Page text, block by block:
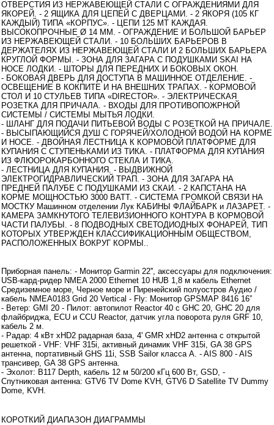
ОТВЕРСТИЯ ИЗ НЕРЖАВЕЮЩЕЙ СТАЛИ С ОГРАЖДЕНИЯМИ ДЛЯ
ЯКОРЕЙ. - 2 ЯЩИКА ДЛЯ ЦЕПЕЙ С ДВЕРЦАМИ. - 2 ЯКОРЯ (105 КГ
КАЖДЫЙ) ТИПА «КОРПУС». - ЦЕПИ 125 МТ КАЖДАЯ.
ВЫСОКОПРОЧНЫЕ Ø 14 ММ. - ОГРАЖДЕНИЕ И БОЛЬШОЙ БАРЬЕР
ИЗ НЕРЖАВЕЮЩЕЙ СТАЛИ. - 10 БОЛЬШИХ БАРЬЕРОВ В
ДЕРЖАТЕЛЯХ ИЗ НЕРЖАВЕЮЩЕЙ СТАЛИ И 2 БОЛЬШИХ БАРЬЕРА
КРУГЛОЙ ФОРМЫ. - ЗОНА ДЛЯ ЗАГАРА С ПОДУШКАМИ SKAI НА
НОСЕ ЛОДКИ. - ШТОРЫ ДЛЯ ПЕРЕДНИХ И БОКОВЫХ ОКОН.
- БОКОВАЯ ДВЕРЬ ДЛЯ ДОСТУПА В МАШИННОЕ ОТДЕЛЕНИЕ. -
ОСВЕЩЕНИЕ В КОКПИТЕ И НА ВНЕШНИХ ТРАПАХ. - КОРМОВОЙ
СТОЛ И 10 СТУЛЬЕВ ТИПА «DIRECTOR». - ЭЛЕКТРИЧЕСКАЯ
РОЗЕТКА ДЛЯ ПРИЧАЛА. - ВХОДЫ ДЛЯ ПРОТИВОПОЖРНОЙ
СИСТЕМЫ / СИСТЕМЫ МЫТЬЯ ЛОДКИ.
- ШЛАНГ ДЛЯ ПОДАЧИ ПИТЬЕВОЙ ВОДЫ С РОЗЕТКОЙ НА ПРИЧАЛЕ.
- ВЫСЫПАЮЩИЙСЯ ДУШ С ГОРЯЧЕЙ/ХОЛОДНОЙ ВОДОЙ НА КОРМЕ
И НОСЕ. - ДВОЙНАЯ ЛЕСТНИЦА К КОРМОВОЙ ПЛАТФОРМЕ ДЛЯ
КУПАНИЯ С СТУПЕНЬКАМИ ИЗ ТИКА. - ПЛАТФОРМА ДЛЯ КУПАНИЯ
ИЗ ФЛЮОРОКАРБОННОГО СТЕКЛА И ТИКА.
- ЛЕСТНИЦА ДЛЯ КУПАНИЯ. - ВЫДВИЖНОЙ
ЭЛЕКТРОГИДРАВЛИЧЕСКИЙ ТРАП. - ЗОНА ДЛЯ ЗАГАРА НА
ПРЕДНЕЙ ПАЛУБЕ С ПОДУШКАМИ ИЗ СКАИ. - 2 КАПСТАНА НА
КОРМЕ МОЩНОСТЬЮ 3000 ВАТТ. - СИСТЕМА ГРОМКОЙ СВЯЗИ НА
МОСТКУ Машинном отделении Лук КАБИНЫ ФЛАЙБАРК и ЛАЗАРЕТ. -
КАМЕРА ЗАМКНУТОГО ТЕЛЕВИЗИОННОГО КОНТУРА В КОРМОВОЙ
ЧАСТИ ПАЛУБЫ. - 8 ПОДВОДНЫХ СВЕТОДИОДНЫХ ФОНАРЕЙ, ТИП
КОТОРЫХ УТВЕРЖДЕН КЛАССИФИКАЦИОННЫМ ОБЩЕСТВОМ,
РАСПОЛОЖЕННЫХ ВОКРУГ КОРМЫ..
Приборная панель: - Монитор Garmin 22'', аксессуары для подключения:
USB-кард-ридер NMEA 2000 Ethernet 10 HUB 1,8 м кабель Ethernet
Средиземное море, Черное море и Пиренейский полуостров Аудио /
кабель NMEA0183 Grid 20 Vertical - Fly: Монитор GPSMAP 8416 16”
- Ветер: GMI 20 - Пилот: автопилот Reactor 40 с GHC 20, GHC 20 для
флайбриджа, ECU и CCU Reactor, датчик угла поворота руля GRF 10,
кабель 2 м.
- Радар: 4 кВт xHD2 радарная база, 4' GMR xHD2 антенна с открытой
решеткой - VHF: VHF 315i, активный динамик VHF 315i, GA 38 GPS
антенна, портативный GHS 11i, SSB Sailor класса A. - AIS 800 - AIS
трансивер, GA 38 GPS антенна.
- Эхолот: B117 Depth, кабель 12 м 50/200 кГц 600 Вт, GSD, -
Спутниковая антенна: GTV6 TV Dome KVH, GTV6 D Satellite TV Dummy
Dome, KVH.
КОРОТКИЙ ДИАПАЗОН ДИАГРАММЫ